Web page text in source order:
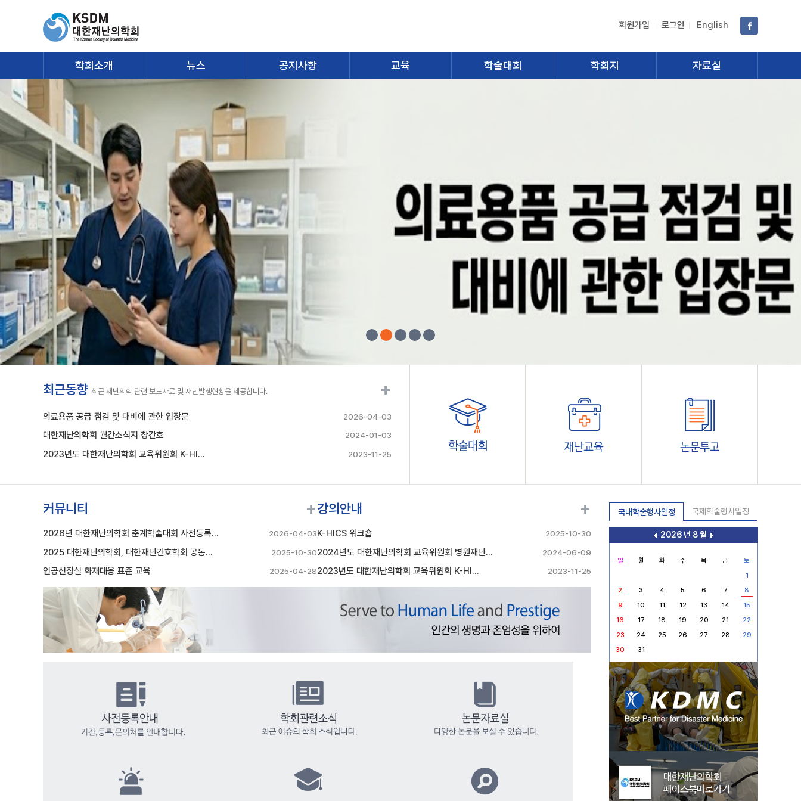
회원가입 로그인 English
학회소개 뉴스 공지사항 교육 학술대회 학회지 자료실
최근동향 최근 재난의학 관련 보도자료 및 재난발생현황을 제공합니다. +
2026-04-03
의료용품 공급 점검 및 대비에 관한 입장문
2024-01-03
대한재난의학회 월간소식지 창간호
2023-11-25
2023년도 대한재난의학회 교육위원회 K-HI…
커뮤니티 +
2026-04-03
2026년 대한재난의학회 춘계학술대회 사전등록…
2025-10-30
2025 대한재난의학회, 대한재난간호학회 공동…
2025-04-28
인공신장실 화재대응 표준 교육
강의안내 +
2025-10-30
K-HICS 워크숍
2024-06-09
2024년도 대한재난의학회 교육위원회 병원재난…
2023-11-25
2023년도 대한재난의학회 교육위원회 K-HI…
국내학술행사일정 국제학술행사일정
2026 년 8 월
일 월 화 수 목 금
토
1
2
3 4 5 6 7
8
9
10 11 12 13 14
15
16
17 18 19 20 21
22
23
24 25 26 27 28
29
30
31